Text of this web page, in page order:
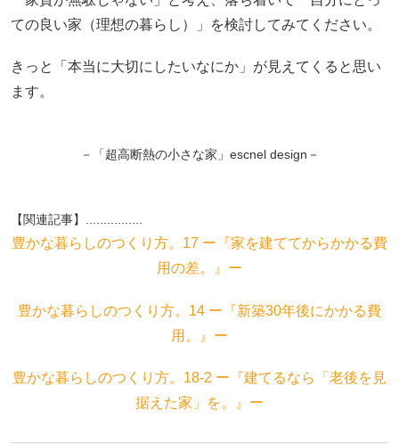
ての良い家（理想の暮らし）」を検討してみてください。
きっと「本当に大切にしたいなにか」が見えてくると思い
ます。
－「超高断熱の小さな家」escnel design－
【関連記事】................
豊かな暮らしのつくり方。17 ー『家を建ててからかかる費
用の差。』ー
豊かな暮らしのつくり方。14 ー『新築30年後にかかる費
用。』ー
豊かな暮らしのつくり方。18-2 ー『建てるなら「老後を見
据えた家」を。』ー